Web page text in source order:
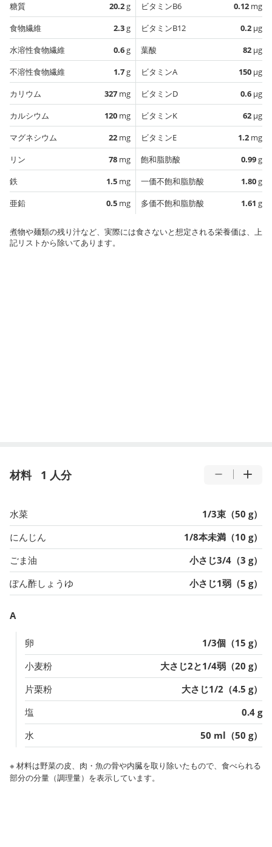
糖質
20.2g
食物繊維
2.3g
水溶性食物繊維
0.6g
不溶性食物繊維
1.7g
カリウム
327 mg
カルシウム
120 mg
マグネシウム
22 mg
リン
78 mg
鉄
1.5 mg
亜鉛
0.5 mg
ビタミンB6
0.12 mg
ビタミンB12
0.2 µg
葉酸
82 µg
ビタミンA
150 µg
ビタミンD
0.6 µg
ビタミンK
62 µg
ビタミンE
1.2 mg
飽和脂肪酸
0.99g
一価不飽和脂肪酸
1.80g
多価不飽和脂肪酸
1.61 g
煮物や麺類の残り汁など、実際には食さないと想定される栄養価は、上
記リストから除いてあります。
材料 1 人分
水菜
1/3束（50 g）
にんじん
1/8本未満（10 g）
ごま油
小さじ3/4（3 g）
ぽん酢しょうゆ
小さじ1弱（5 g）
A
卵
1/3個（15 g）
小麦粉
大さじ2と1/4弱（20 g）
片栗粉
大さじ1/2（4.5 g）
塩
0.4 g
水
50 ml（50 g）
※ 材料は野菜の皮、肉・魚の骨や内臓を取り除いたもので、食べられる
部分の分量（調理量）を表示しています。